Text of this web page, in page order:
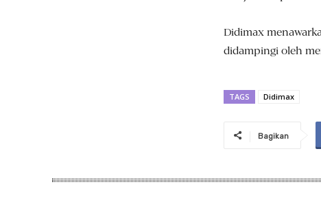
Didimax
didampingi oleh
TAGS Didimax
Bagikan